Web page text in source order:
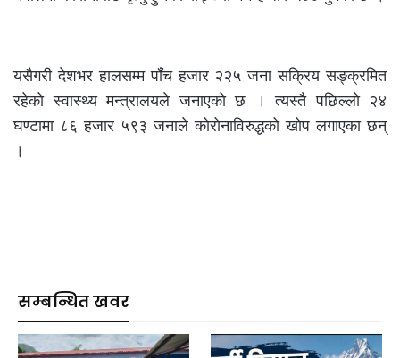
यसैगरी देशभर हालसम्म पाँच हजार २२५ जना सक्रिय सङ्क्रमित
रहेको स्वास्थ्य मन्त्रालयले जनाएको छ । त्यस्तै पछिल्लो २४
घण्टामा ८६ हजार ५९३ जनाले कोरोनाविरुद्धको खोप लगाएका छन्
।
सम्बन्धित खवर